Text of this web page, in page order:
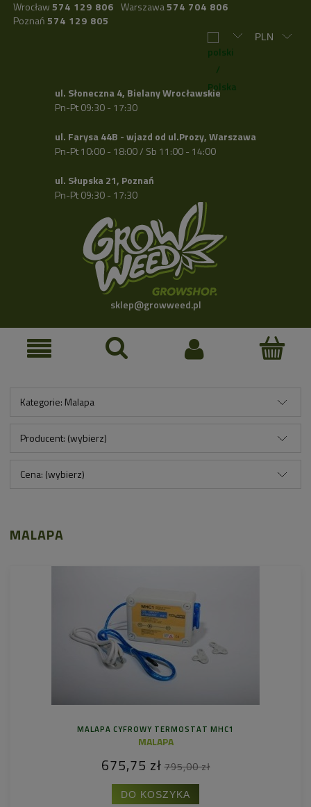
Wrocław 574 129 806 Warszawa574 704 806
Poznań 574 129 805
ul. Słoneczna 4, Bielany Wrocławskie
Pn-Pt 09:30 - 17:30
ul. Farysa 44B - wjazd od ul.Prozy, Warszawa
Pn-Pt 10:00 - 18:00 / Sb 11:00 - 14:00
ul. Słupska 21, Poznań
Pn-Pt 09:30 - 17:30
sklep@growweed.pl
Kategorie: Malapa
Producent: (wybierz)
Cena: (wybierz)
MALAPA
MALAPA CYFROWY TERMOSTAT MHC1
MALAPA
675,75 zł 795,00 zł
DO KOSZYKA